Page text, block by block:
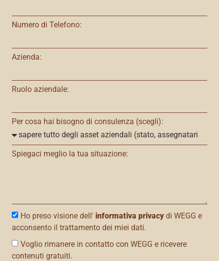
Numero di Telefono:
Azienda:
Ruolo aziendale:
Per cosa hai bisogno di consulenza (scegli):
Spiegaci meglio la tua situazione:
Ho preso visione dell' informativa privacydi WEGG e
acconsento il trattamento dei miei dati.
Voglio rimanere in contatto con WEGG e ricevere
contenuti gratuiti.